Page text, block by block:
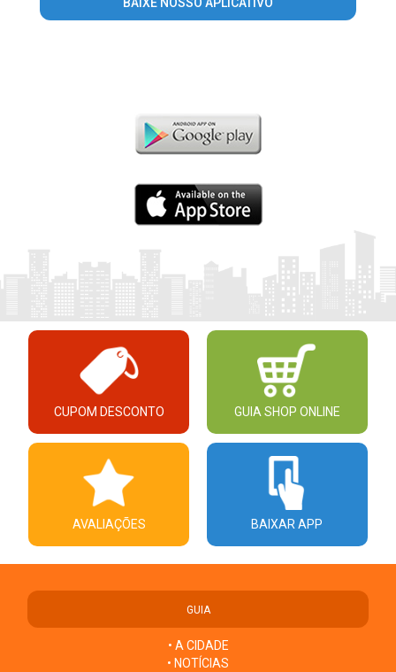
CUPOM DESCONTO GUIA SHOP ONLINE
AVALIAÇÕES BAIXAR APP
GUIA
• A CIDADE
• NOTÍCIAS